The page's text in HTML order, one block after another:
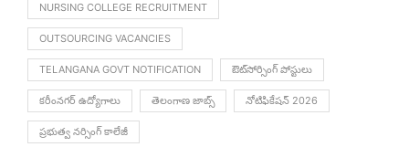
NURSING COLLEGE RECRUITMENT
OUTSOURCING VACANCIES
TELANGANA GOVT NOTIFICATION ఔట్‌సోర్సింగ్ పోస్టులు
కరీంనగర్ ఉద్యోగాలు తెలంగాణ జాబ్స్ నోటిఫికేషన్ 2026
ప్రభుత్వ నర్సింగ్ కాలేజీ